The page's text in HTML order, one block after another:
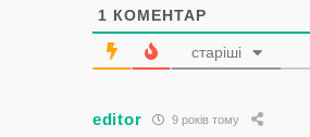
1 КОМЕНТАР
старіші
editor 9 років тому